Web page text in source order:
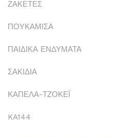
ΖΑΚΕΤΕΣ
ΠΟΥΚΑΜΙΣΑ
ΠΑΙΔΙΚΑ ΕΝΔΥΜΑΤΑ
ΣΑΚΙΔΙΑ
ΚΑΠΕΛΑ-ΤΖΟΚΕΪ
KA144